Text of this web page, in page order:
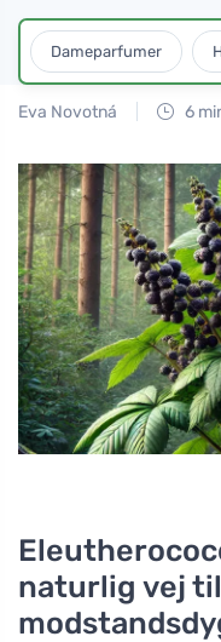
Dameparfumer
Eva Novotná 6
naturlig vej